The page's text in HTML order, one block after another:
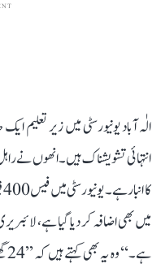
الٰہ آباد یونیورسٹی میں زیر
انتہائی تشویشناک ہیں۔ انھوں نے راہل